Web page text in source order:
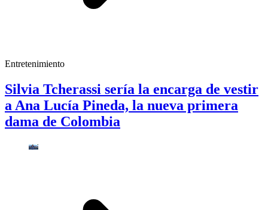
Entretenimiento
Silvia Tcherassi sería la encarga de vestir
a Ana Lucía Pineda, la nueva primera
dama de Colombia